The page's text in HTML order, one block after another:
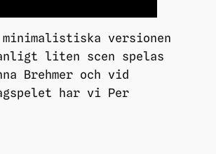
versionen
liten scen spelas
Brehmer och vid
har vi Per